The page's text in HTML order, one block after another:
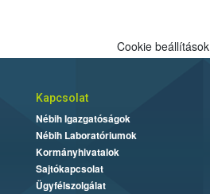
Cookie beállítások
Kapcsolat
Nébih Igazgatóságok
Nébih Laboratóriumok
Kormányhivatalok
Sajtókapcsolat
Ügyfélszolgálat